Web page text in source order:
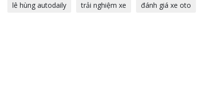
lê hùng autodaily trải nghiệm xe đánh giá xe oto